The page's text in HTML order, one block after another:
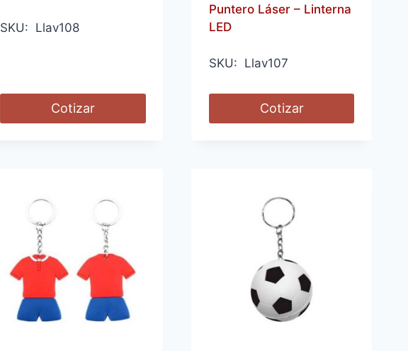
SKU: Llav108
Cotizar
Puntero Láser – Linterna
LED
SKU: Llav107
Cotizar